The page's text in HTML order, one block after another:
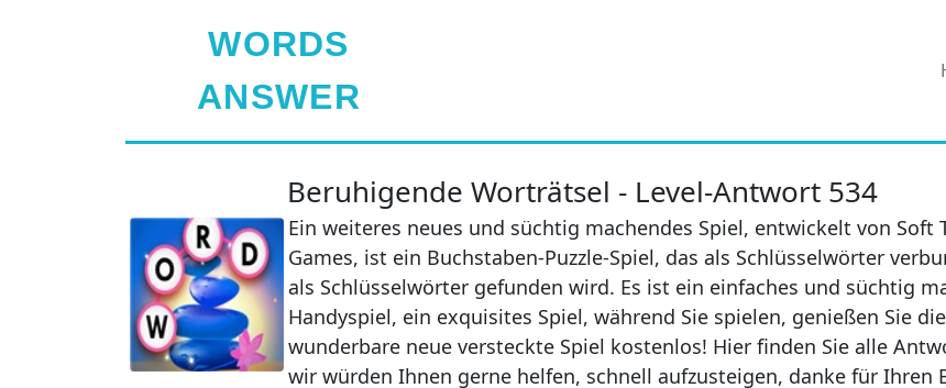
WORDS
ANSWER
Beruhigende Worträtsel - Level-Antwort 534
Ein weiteres neues und süchtig machendes Spiel, entwickelt von Soft
Games, ist ein Buchstaben-Puzzle-Spiel, das als Schlüsselwörter
als Schlüsselwörter gefunden wird. Es ist ein einfaches und süchtig
Handyspiel, ein exquisites Spiel, während Sie spielen, genießen Sie
wunderbare neue versteckte Spiel kostenlos! Hier finden Sie alle
wir würden Ihnen gerne helfen, schnell aufzusteigen, danke für Ihren